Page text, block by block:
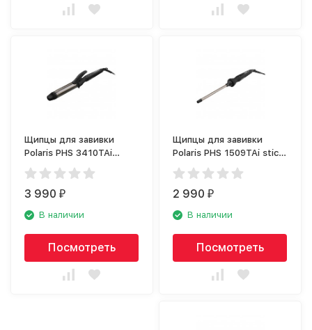
Щипцы для завивки
Polaris PHS 3410TAi
Argan Therapy PRO
3 990₽
В наличии
Посмотреть
Щипцы для завивки
Polaris PHS 1509TAi stick
Argan Therapy Pro
2 990₽
В наличии
Посмотреть